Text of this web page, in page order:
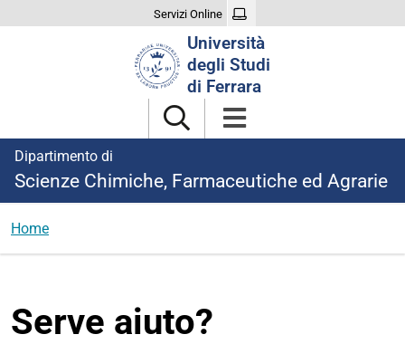
Servizi Online
Università
degli Studi
di Ferrara
Dipartimento di
Scienze Chimiche, Farmaceutiche ed Agrarie
Home
Serve aiuto?